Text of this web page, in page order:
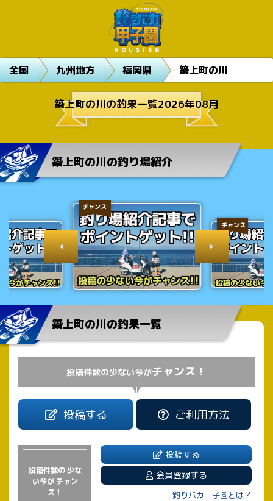
全国 九州地方 福岡県 築上町の川
築上町の川の釣果一覧2026年08月
築上町の川の釣り場紹介
チャンス
チャンス
築上町の川の釣果一覧
投稿件数の少ない今がチャンス！
投稿する ご利用方法
投稿件数の 少な
い今が チャン
ス！
投稿する
会員登録する
釣りバカ甲子園とは？